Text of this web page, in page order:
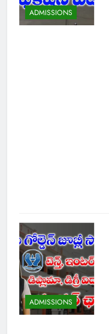
ADMISSIONS
ADMISSIONS